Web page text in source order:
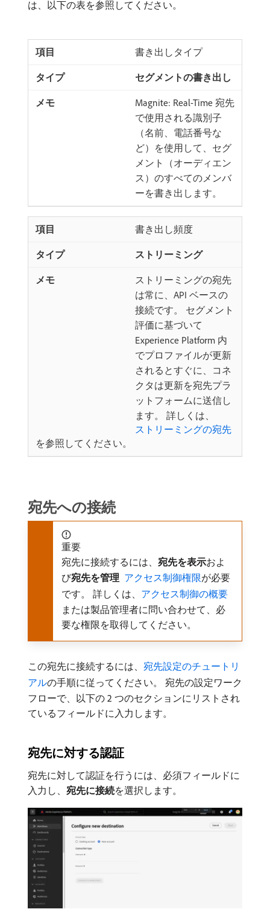
は、以下の表を参照してください。
書き出しタイプ
セグメントの書き出し
Magnite: Real-Time 宛先
で使用される識別子
（名前、電話番号な
ど）を使用して、セグ
メント（オーディエン
ス）のすべてのメンバ
ーを書き出します。
書き出し頻度
ストリーミング
ストリーミングの宛先
は常に、API ベースの
接続です。 セグメント
評価に基づいて
Experience Platform 内
でプロファイルが更新
されるとすぐに、コネ
クタは更新を宛先プラ
ットフォームに送信し
ます。 詳しくは、
ストリーミングの宛先
を参照してください。
宛先への接続
重要
宛先に接続するには、 宛先を表示​およ
び​宛先を管理 ​ アクセス制御権限が必要
です。 詳しくは、 アクセス制御の概要
または製品管理者に問い合わせて、必
要な権限を取得してください。
この宛先に接続するには、 宛先設定のチュートリ
アルの手順に従ってください。 宛先の設定ワーク
フローで、以下の 2 つのセクションにリストされ
ているフィールドに入力します。
宛先に対する認証
宛先に対して認証を行うには、必須フィールドに
入力し、 宛先に接続​を選択します。